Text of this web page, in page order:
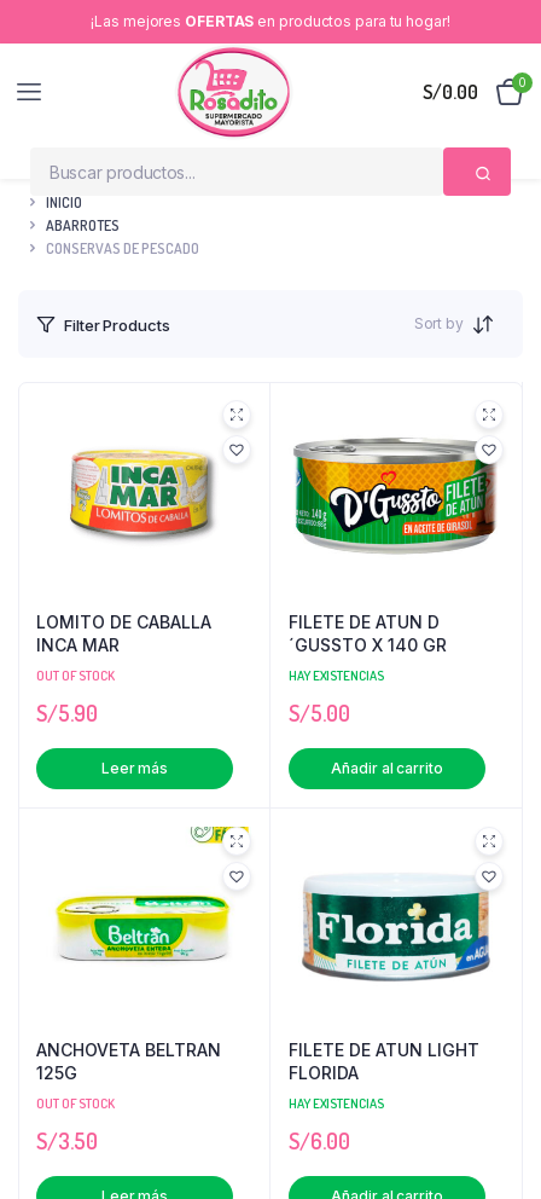
¡Las mejores OFERTAS en productos para tu hogar!
S/0.00 0
INICIO
ABARROTES
CONSERVAS DE PESCADO
Filter Products Sort by
LOMITO DE CABALLA
INCA MAR
OUT OF STOCK
S/5.90
Leer más
FILETE DE ATUN D
´GUSSTO X 140 GR
HAY EXISTENCIAS
S/5.00
Añadir al carrito
ANCHOVETA BELTRAN
125G
OUT OF STOCK
S/3.50
FILETE DE ATUN LIGHT
FLORIDA
HAY EXISTENCIAS
S/6.00